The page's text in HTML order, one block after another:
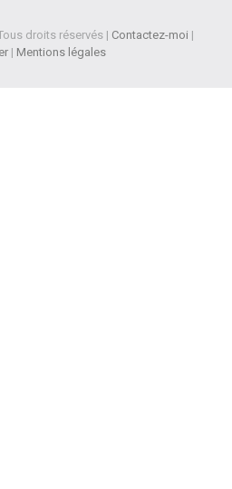
droits réservés | Contactez-moi |
| Mentions légales